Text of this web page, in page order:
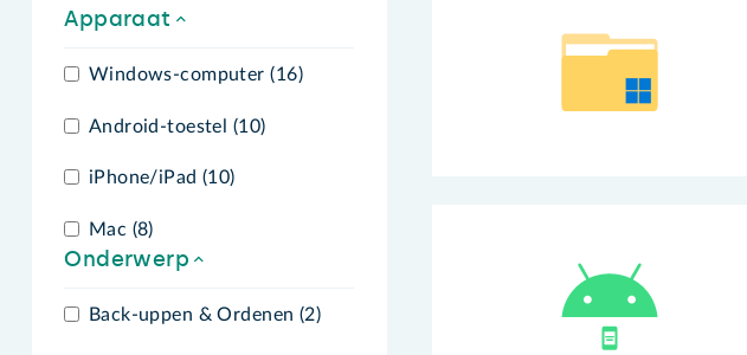
Apparaat
Windows-computer (16)
Android-toestel (10)
iPhone/iPad (10)
Mac (8)
Onderwerp
Back-uppen & Ordenen (2)